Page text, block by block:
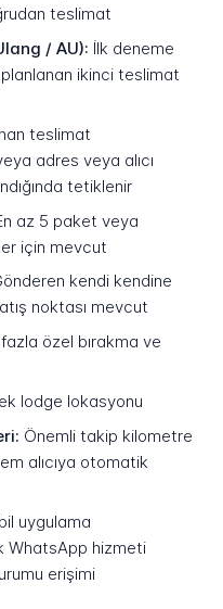
teslimat
/ AU): İlk deneme
ikinci teslimat
teslimat
adres veya alıcı
tetiklenir
az 5 paket veya
için mevcut
kendi kendine
noktası mevcut
özel bırakma ve
lodge lokasyonu
Önemli takip kilometre
alıcıya otomatik
uygulama
WhatsApp hizmeti
erişimi